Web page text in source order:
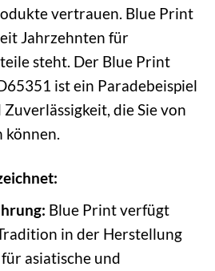
vertrauen. Blue Print
Jahrzehnten für
steht. Der Blue Print
ist ein Paradebeispiel
die Sie von
können.
Blue Print verfügt
in der Herstellung
asiatische und